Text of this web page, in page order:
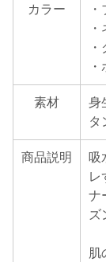
カラー
素材
身
タ
商品説明
吸
レ
ナ
ズ
肌